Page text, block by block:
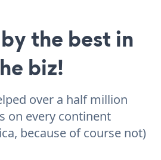
the best in
biz!
over a half million
on every continent
because of course not)